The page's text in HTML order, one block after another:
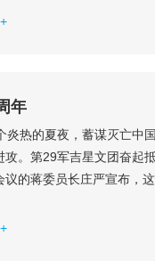
360公司的奉献！ 在“寻
年
炎热的夏夜，蓄谋灭亡中
。第29军吉星文团奋起
议的蒋委员长庄严宣布，
。地处大后方的四川向